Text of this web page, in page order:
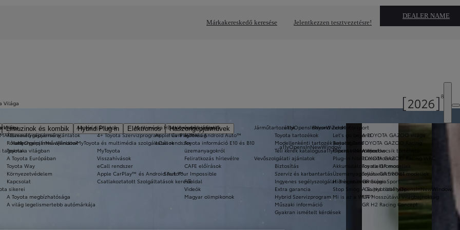
Márkakereskedő keresése Jelentkezzen tesztvezetésre!
DEALER NAME
Limuzinok és kombik Hybrid Plug-in Elektromos
Haszongépjárművek
Személygépjármű ajánlatok
Haszongépjármű ajánlatok
Szalonautó ajánlatok
a11yOpensInNewWindow
1 év 8 újdonság
tagoknak
a11yOpensInNewWindow
Akciós ajánlatok
4+ Toyota Szervizprogram
MyToyota és multimédia szolgáltatások
MyToyota
Visszahívások
eCall rendszer
Apple CarPlay™ és Android Auto™
Csatlakoztatott Szolgáltatások kereső
Járműtartozékok
Toyota tartozékok
Modellenkénti tartozék katalógusok
Téli kerék katalógusa11yOpensInNewWindow
Vevőszolgálati ajánlatok
Biztosítás
Szerviz és karbantartás
Ingyenes segélyszolgálat 3 év után is
Extra garancia
Hybrid Szervizprogram
Műszaki információ
Gyakran ismételt kérdések
Multimédia
Apple CarPlay™ és Android Auto™
eCall rendszer
Beyond Zero
Let's go beyond
Beyond Zero
Hibrid elektromos
Plug-in hibrid elektromos
Akkumulátoros elektromos
Üzemanyagcellás elektromos
Hidrogén technológia
Stop Smog - Go Hybrida11yOpensInNewWindow
Mi is az a WLTP?
Világa
Világa
Álomautó rajzverseny
Rólunk
Toyota a világban
A Toyota Európában
Toyota Way
Környezetvédelem
Kapcsolat
sikerei
A Toyota megbízhatósága
A világ legelismertebb autómárkája
Hírek & érdekességek
Hírek
Toyota információ E10 és B10
üzemanyagokról
a11yOpensInNewWindow
Feliratkozás hírlevélre
CAFE előírások
Start Your Impossible
Főoldal
Videók
Magyar olimpikonok
Motorsport
A TOYOTA GAZOO világa
TOYOTA GAZOO Racing
A sportkocsik története
TOYOTA GAZOO Racing WRC
Toyota GR modellek
Toyota GR SPORT modellek
GR Super Sport
A Supra története
FIA Hosszútávú Világbajnokság
GR H2 Racing Concept